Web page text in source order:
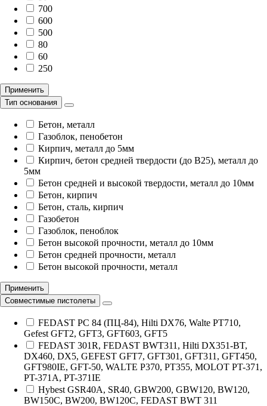
700
600
500
80
60
250
Применить
Тип основания
Бетон, металл
Газоблок, пенобетон
Кирпич, металл до 5мм
Кирпич, бетон средней твердости (до B25), металл до
5мм
Бетон средней и высокой твердости, металл до 10мм
Бетон, кирпич
Бетон, сталь, кирпич
Газобетон
Газоблок, пеноблок
Бетон высокой прочности, металл до 10мм
Бетон средней прочности, металл
Бетон высокой прочности, металл
Применить
Совместимые пистолеты
FEDAST PC 84 (ПЦ-84), Hilti DX76, Walte PT710,
Gefest GFT2, GFT3, GFT603, GFT5
FEDAST 301R, FEDAST BWT311, Hilti DX351-BT,
DX460, DX5, GEFEST GFT7, GFT301, GFT311, GFT450,
GFT980IE, GFT-50, WALTE P370, PT355, MOLOT PT-371,
PT-371A, PT-371IE
Hybest GSR40A, SR40, GBW200, GBW120, BW120,
BW150C, BW200, BW120C, FEDAST BWT 311